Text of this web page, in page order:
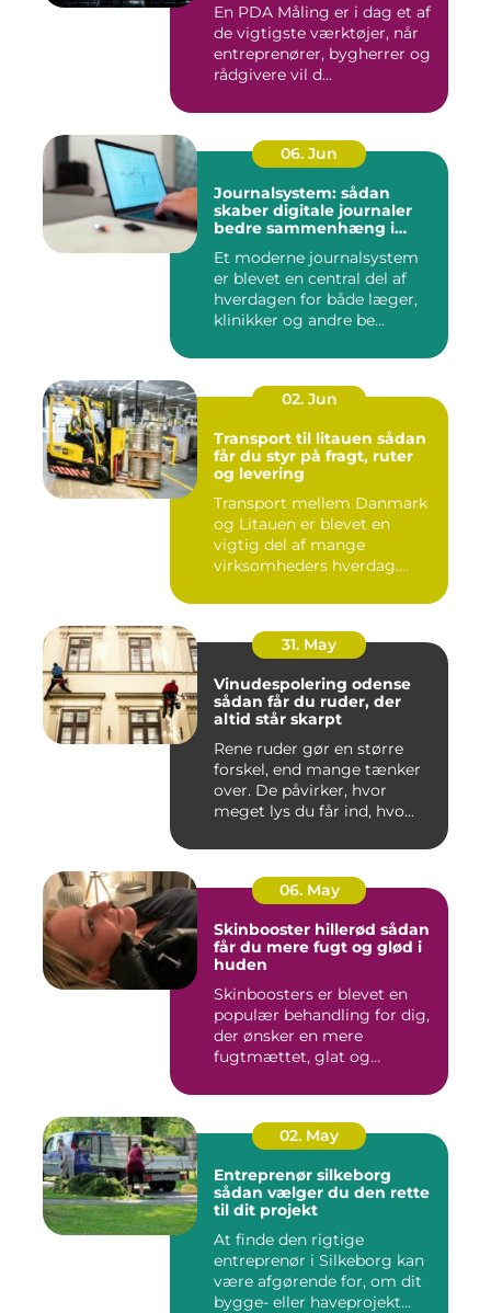
En PDA Måling er i dag et af
de vigtigste værktøjer, når
entreprenører, bygherrer og
rådgivere vil d...
06. Jun
Journalsystem: sådan
skaber digitale journaler
bedre sammenhæng i
Et moderne journalsystem
er blevet en central del af
hverdagen for både læger,
klinikker og andre be...
02. Jun
Transport til litauen sådan
får du styr på fragt, ruter
og levering
Transport mellem Danmark
og Litauen er blevet en
vigtig del af mange
virksomheders hverdag.
31. May
Vinudespolering odense
sådan får du ruder, der
altid står skarpt
Rene ruder gør en større
forskel, end mange tænker
over. De påvirker, hvor
meget lys du får ind, hvo...
06. May
Skinbooster hillerød sådan
får du mere fugt og glød i
huden
Skinboosters er blevet en
populær behandling for dig,
der ønsker en mere
fugtmættet, glat og
02. May
Entreprenør silkeborg
sådan vælger du den rette
til dit projekt
At finde den rigtige
entreprenør i Silkeborg kan
være afgørende for, om dit
bygge- eller haveprojekt...